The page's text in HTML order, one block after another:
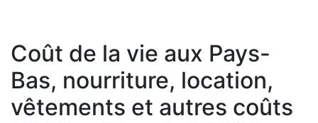
Coût de la vie aux Pays-
Bas, nourriture, location,
vêtements et autres coûts